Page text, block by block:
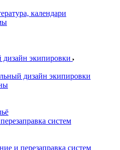
календари
экипировки
дизайн экипировки
систем
и перезаправка систем